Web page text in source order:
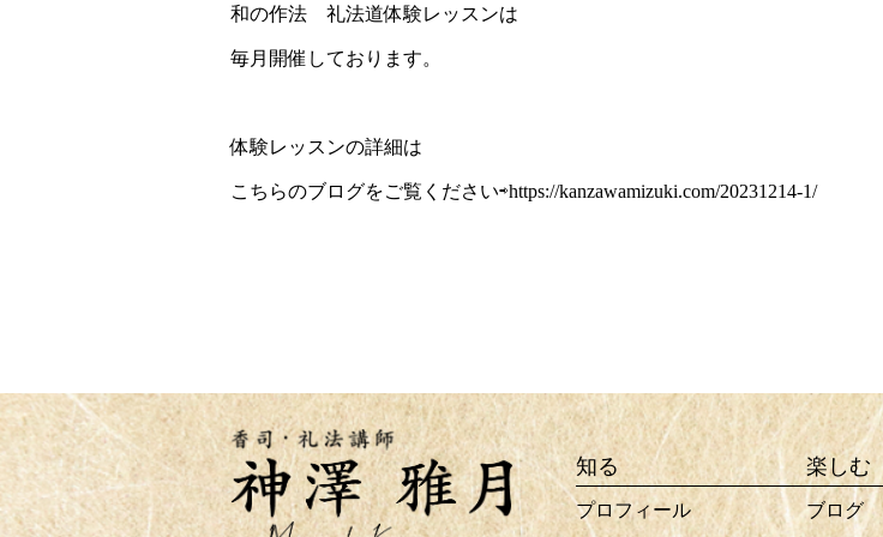
和の作法 礼法道体験レッスンは
毎月開催しております。
体験レッスンの詳細は
こちらのブログをご覧ください⇨https://kanzawamizuki.com/20231214-1/
知る
プロフィール
楽しむ
ブログ